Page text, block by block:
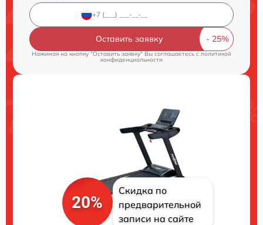
Оставить заявку
Нажимая на кнопку "Оставить заявку" Вы соглашаетесь cполитикой
конфиденциальности
20%
Скидка по
предварительной
записи на сайте